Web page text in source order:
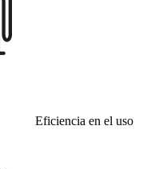
Eficiencia en el uso